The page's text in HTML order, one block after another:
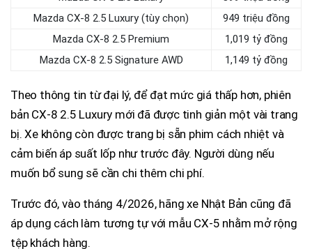
Mazda CX-8 2.5 Luxury (tùy chọn)
949 triệu đồng
Mazda CX-8 2.5 Premium
1,019 tỷ đồng
Mazda CX-8 2.5 Signature AWD
1,149 tỷ đồng
Theo thông tin từ đại lý, để đạt mức giá thấp hơn, phiên
bản CX-8 2.5 Luxury mới đã được tinh giản một vài trang
bị. Xe không còn được trang bị sẵn phim cách nhiệt và
cảm biến áp suất lốp như trước đây. Người dùng nếu
muốn bổ sung sẽ cần chi thêm chi phí.
Trước đó, vào tháng 4/2026, hãng xe Nhật Bản cũng đã
áp dụng cách làm tương tự với mẫu CX-5 nhằm mở rộng
tệp khách hàng.